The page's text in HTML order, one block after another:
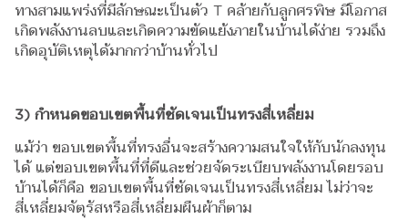
ทางสามแพร่งที่มีลักษณะเป็นตัว T คล้ายกับลูกศรพิษ มีโอกาส
เกิดพลังงานลบและเกิดความขัดแย้งภายในบ้านได้ง่าย รวมถึง
เกิดอุบัติเหตุได้มากกว่าบ้านทั่วไป
3) กำหนดขอบเขตพื้นที่ชัดเจนเป็นทรงสี่เหลี่ยม
แม้ว่า ขอบเขตพื้นที่ทรงอื่นจะสร้างความสนใจให้กับนักลงทุน
ได้ แต่ขอบเขตพื้นที่ที่ดีและช่วยจัดระเบียบพลังงานโดยรอบ
บ้านได้ก็คือ ขอบเขตพื้นที่ชัดเจนเป็นทรงสี่เหลี่ยม ไม่ว่าจะ
สี่เหลี่ยมจัตุรัสหรือสี่เหลี่ยมผืนผ้าก็ตาม